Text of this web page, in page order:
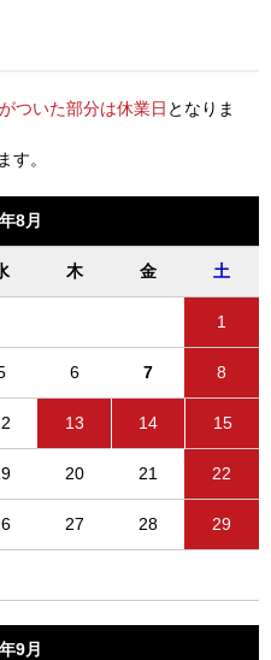
ついた部分は休業日 となりま
す。
8月
木 金 土
1
6 7 8
13 14 15
20 21 22
27 28 29
9月